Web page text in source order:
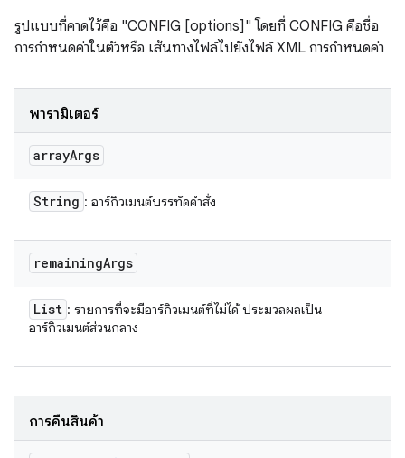
รูปแบบที่คาดไว้คือ "CONFIG [options]" โดยที่ CONFIG คือชื่อ
การกำหนดค่าในตัวหรือ เส้นทางไฟล์ไปยังไฟล์ XML การกำหนดค่า
พารามิเตอร์
arrayArgs
String : อาร์กิวเมนต์บรรทัดคำสั่ง
remainingArgs
List : รายการที่จะมีอาร์กิวเมนต์ที่ไม่ได้ ประมวลผลเป็น
อาร์กิวเมนต์ส่วนกลาง
การคืนสินค้า